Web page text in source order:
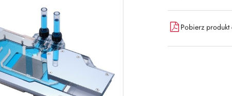
Pobierz produkt